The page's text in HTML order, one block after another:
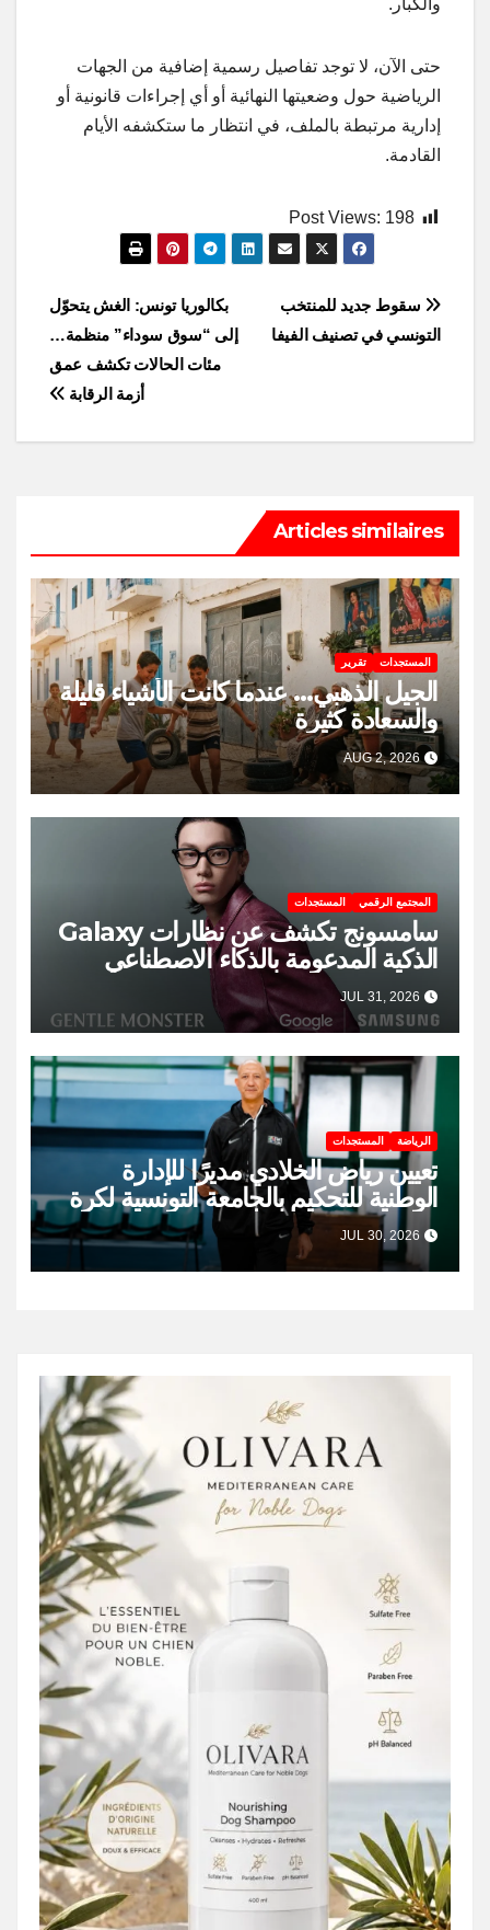
والكبار.
حتى الآن، لا توجد تفاصيل رسمية إضافية من الجهات
الرياضية حول وضعيتها النهائية أو أي إجراءات قانونية أو
إدارية مرتبطة بالملف، في انتظار ما ستكشفه الأيام
القادمة.
Post Views: 198
Post
navigation
بكالوريا تونس: الغش يتحوّل
إلى “سوق سوداء” منظمة…
مئات الحالات تكشف عمق
أزمة الرقابة
سقوط جديد للمنتخب
التونسي في تصنيف الفيفا
Articles similaires
المستجدات تقرير
الجيل الذهبي… عندما كانت الأشياء قليلة
والسعادة كثيرة
AUG 2, 2026
المجتمع الرقمي المستجدات
سامسونج تكشف عن نظارات Galaxy
الذكية المدعومة بالذكاء الاصطناعي
JUL 31, 2026
الرياضة المستجدات
تعيين رياض الخلادي مديرًا للإدارة
الوطنية للتحكيم بالجامعة التونسية لكرة
السلة
JUL 30, 2026